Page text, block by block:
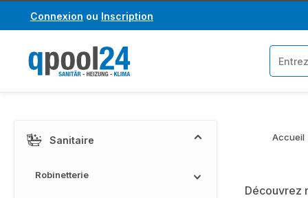
au contenu principal
Passer à la recherche
Connexion ou Inscription
Sanitaire
Robinetterie
Accueil
Découvrez